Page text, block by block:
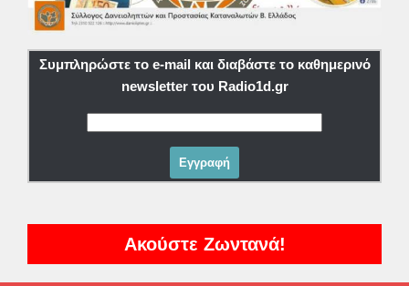
Συμπληρώστε το e-mail και διαβάστε το καθημερινό
newsletter του Radio1d.gr
Ακούστε Ζωντανά!